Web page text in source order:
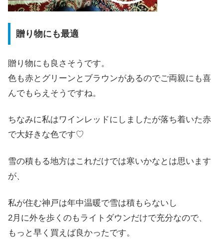
贈り物にも最適
贈り物にも良さそうです。
色も赤とグリーンとブラウンがあるのでご両親にも喜
んでもらえそうですね。
ちなみに私はワインレッドにしましたが落ち着いた赤
で大好きな色です♡
雪の積もる地方はこれだけでは寒いかなとは思います
が、
私が住む神戸は年中温暖で雪は積もらないし
2月に外を歩くのもライトダウンだけで充分なので、
もっと早く買えば良かったです。